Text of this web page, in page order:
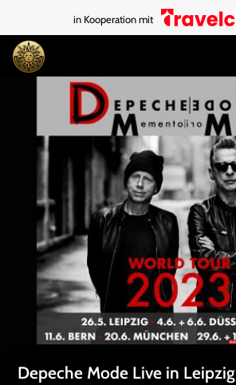
in Kooperation mit
Depeche Mode Live in Leipzig